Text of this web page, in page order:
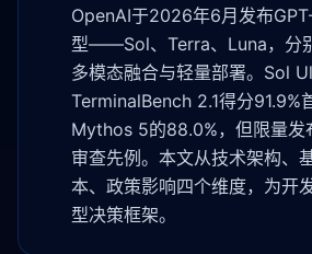
OpenAI于2026年6月发布
型——Sol、Terra、Luna，分
多模态融合与轻量部署。Sol
TerminalBench 2.1得分91.9%
Mythos 5的88.0%，但限量发
审查先例。本文从技术架构、
本、政策影响四个维度，为开
型决策框架。